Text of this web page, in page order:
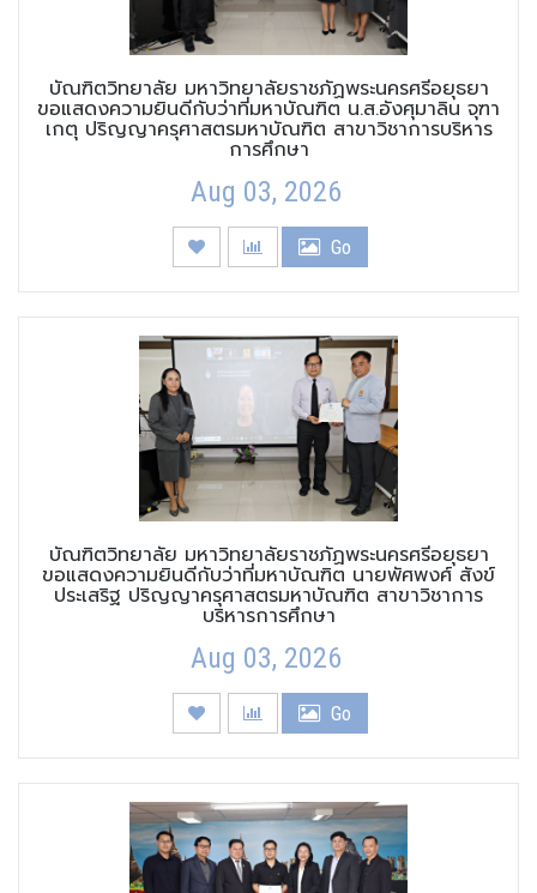
บัณฑิตวิทยาลัย มหาวิทยาลัยราชภัฏพระนครศรีอยุธยา
ขอแสดงความยินดีกับว่าที่มหาบัณฑิต น.ส.อังศุมาลิน จุฑา
เกตุ ปริญญาครุศาสตรมหาบัณฑิต สาขาวิชาการบริหาร
การศึกษา
Aug 03, 2026
Go
บัณฑิตวิทยาลัย มหาวิทยาลัยราชภัฏพระนครศรีอยุธยา
ขอแสดงความยินดีกับว่าที่มหาบัณฑิต นายพัศพงศ์ สังข์
ประเสริฐ ปริญญาครุศาสตรมหาบัณฑิต สาขาวิชาการ
บริหารการศึกษา
Aug 03, 2026
Go